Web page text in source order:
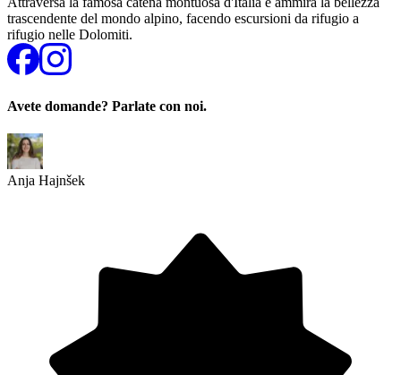
trascendente del mondo alpino, facendo escursioni da rifugio a
rifugio nelle Dolomiti.
Avete domande? Parlate con noi.
Anja Hajnšek